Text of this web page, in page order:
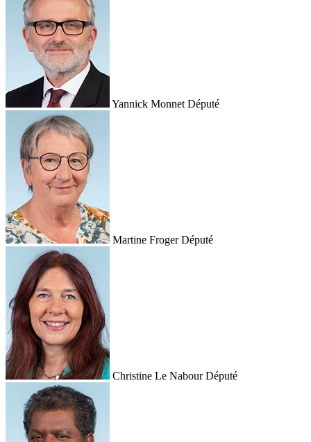
Yannick Monnet Député
Martine Froger Député
Christine Le Nabour Député